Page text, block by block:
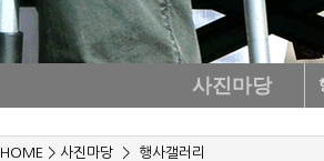
사진마당
HOME > 사진마당> 행사갤러리